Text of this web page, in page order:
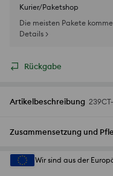
Kurier/Paketshop
Die meisten Pakete
Details >
Rückgabe
Artikelbeschreibung
Zusammensetzung und
Wir sind aus der